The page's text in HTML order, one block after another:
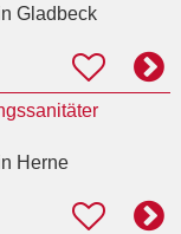
Gladbeck
Herne